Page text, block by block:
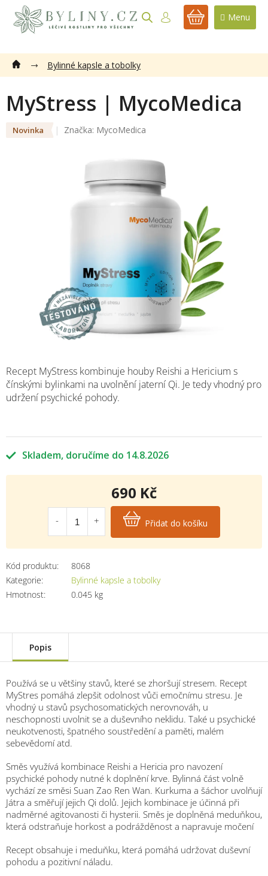
obsah
NÁKUPNÍ
Bylinné kapsle a tobolky
MyStress | MycoMedica
Novinka Značka: MycoMedica
Skladem 14.8.2026
Recept MyStress kombinuje houby Reishi a Hericium s
čínskými bylinkami na uvolnění jaterní Qi. Je tedy vhodný pro
udržení psychické pohody.
Kód produktu:
8068
Kategorie:
Bylinné kapsle a tobolky
Hmotnost: 0.045 kg
690 Kč
Měrná
cena:
Přidat do košíku
Popis
Používá se u většiny stavů, které se zhoršují stresem. Recept
MyStres pomáhá zlepšit odolnost vůči emočnímu stresu. Je
vhodný u stavů psychosomatických nerovnováh, u
neschopnosti uvolnit se a duševního neklidu. Také u psychické
neukotvenosti, špatného soustředění a paměti, malém
sebevědomí atd.
Směs využívá kombinace Reishi a Hericia pro navození
psychické pohody nutné k doplnění krve. Bylinná část volně
vychází ze směsi Suan Zao Ren Wan. Kurkuma a šáchor uvolňují
Játra a směřují jejich Qi dolů. Jejich kombinace je účinná při
nadměrné agitovanosti či hysterii. Směs je doplněná meduňkou,
která odstraňuje horkost a podrážděnost a napravuje močení
Recept obsahuje i meduňku, která pomáhá udržovat duševní
pohodu a pozitivní náladu.